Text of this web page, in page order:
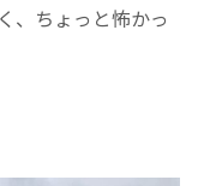
、ちょっと怖かっ